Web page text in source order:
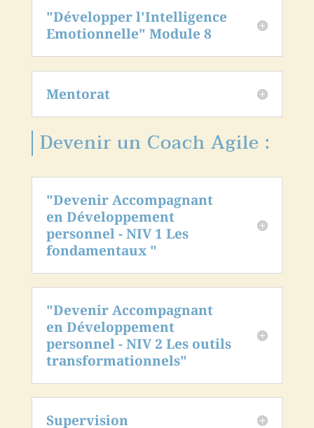
"Développer l'Intelligence
Emotionnelle" Module 8
Mentorat
Devenir un Coach Agile :
"Devenir Accompagnant
en Développement
personnel - NIV 1 Les
fondamentaux "
"Devenir Accompagnant
en Développement
personnel - NIV 2 Les outils
transformationnels"
Supervision